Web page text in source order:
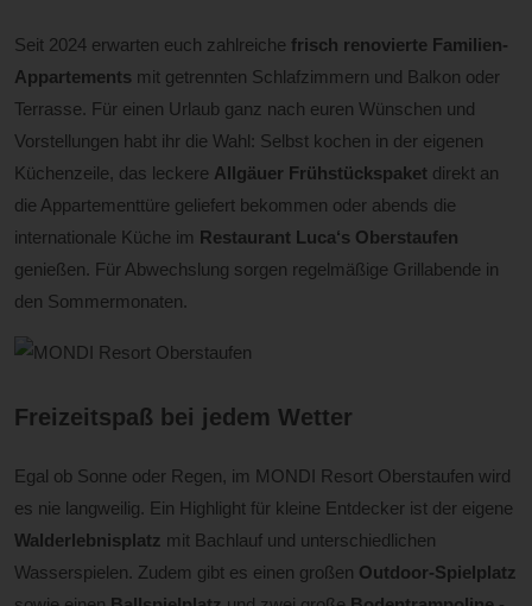
Seit 2024 erwarten euch zahlreiche frisch renovierte Familien-
Appartements mit getrennten Schlafzimmern und Balkon oder
Terrasse. Für einen Urlaub ganz nach euren Wünschen und
Vorstellungen habt ihr die Wahl: Selbst kochen in der eigenen
Küchenzeile, das leckere Allgäuer Frühstückspaket direkt an
die Appartementtüre geliefert bekommen oder abends die
internationale Küche im Restaurant Luca‘s Oberstaufen
genießen. Für Abwechslung sorgen regelmäßige Grillabende in
den Sommermonaten.
Freizeitspaß bei jedem Wetter
Egal ob Sonne oder Regen, im MONDI Resort Oberstaufen wird
es nie langweilig. Ein Highlight für kleine Entdecker ist der eigene
Walderlebnisplatz mit Bachlauf und unterschiedlichen
Wasserspielen. Zudem gibt es einen großen Outdoor-Spielplatz